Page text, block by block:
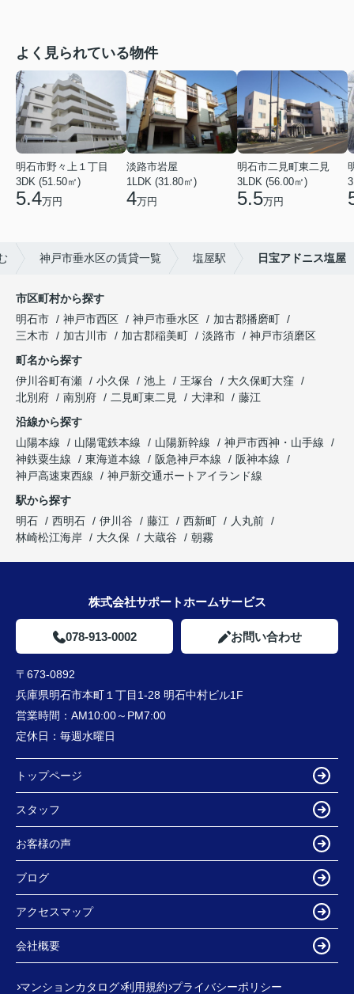
よく見られている物件
明石市野々上１丁目
3DK (51.50㎡)
5.4万円
淡路市岩屋
1LDK (31.80㎡)
4万円
明石市二見町東二見
3LDK (56.00㎡)
5.5万円
神戸市垂水区の賃貸一覧 塩屋駅 日宝アドニス塩屋
市区町村から探す
明石市
神戸市西区 神戸市垂水区
加古郡播磨町
三木市
加古川市 加古郡稲美町 淡路市
神戸市須磨区
町名から探す
伊川谷町有瀬
小久保 池上 王塚台
大久保町大窪
北別府
南別府 二見町東二見 大津和
藤江
沿線から探す
山陽本線
山陽電鉄本線 山陽新幹線
神戸市西神・山手線
神鉄粟生線
東海道本線 阪急神戸本線
阪神本線
神戸高速東西線
神戸新交通ポートアイランド線
駅から探す
明石
西明石 伊川谷 藤江 西新町
人丸前
林崎松江海岸
大久保 大蔵谷 朝霧
株式会社サポートホームサービス
078-913-0002 お問い合わせ
〒673-0892
兵庫県明石市本町１丁目1-28 明石中村ビル1F
営業時間： AM10:00～PM7:00
定休日： 毎週水曜日
トップページ
スタッフ
お客様の声
ブログ
アクセスマップ
会社概要
マンションカタログ 利用規約 プライバシーポリシー